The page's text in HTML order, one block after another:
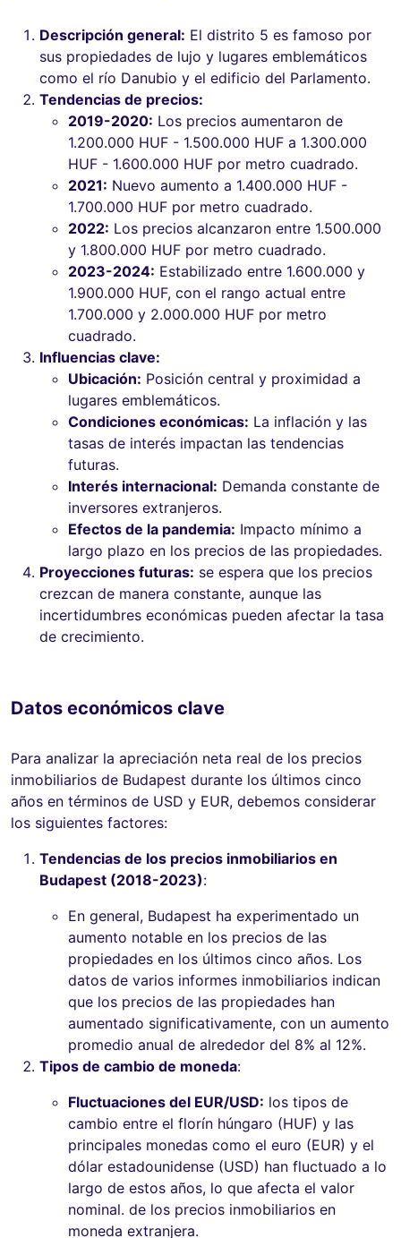
Descripción general: El distrito 5 es famoso por
sus propiedades de lujo y lugares emblemáticos
como el río Danubio y el edificio del Parlamento.
Tendencias de precios:
2019-2020: Los precios aumentaron de
1.200.000 HUF - 1.500.000 HUF a 1.300.000
HUF - 1.600.000 HUF por metro cuadrado.
2021: Nuevo aumento a 1.400.000 HUF -
1.700.000 HUF por metro cuadrado.
2022: Los precios alcanzaron entre 1.500.000
y 1.800.000 HUF por metro cuadrado.
2023-2024: Estabilizado entre 1.600.000 y
1.900.000 HUF, con el rango actual entre
1.700.000 y 2.000.000 HUF por metro
cuadrado.
Influencias clave:
Ubicación: Posición central y proximidad a
lugares emblemáticos.
Condiciones económicas: La inflación y las
tasas de interés impactan las tendencias
futuras.
Interés internacional: Demanda constante de
inversores extranjeros.
Efectos de la pandemia: Impacto mínimo a
largo plazo en los precios de las propiedades.
Proyecciones futuras: se espera que los precios
crezcan de manera constante, aunque las
incertidumbres económicas pueden afectar la tasa
de crecimiento.
Datos económicos clave
Para analizar la apreciación neta real de los precios
inmobiliarios de Budapest durante los últimos cinco
años en términos de USD y EUR, debemos considerar
los siguientes factores:
Tendencias de los precios inmobiliarios en
Budapest (2018-2023):
En general, Budapest ha experimentado un
aumento notable en los precios de las
propiedades en los últimos cinco años. Los
datos de varios informes inmobiliarios indican
que los precios de las propiedades han
aumentado significativamente, con un aumento
promedio anual de alrededor del 8% al 12%.
Tipos de cambio de moneda:
Fluctuaciones del EUR/USD: los tipos de
cambio entre el florín húngaro (HUF) y las
principales monedas como el euro (EUR) y el
dólar estadounidense (USD) han fluctuado a lo
largo de estos años, lo que afecta el valor
nominal. de los precios inmobiliarios en
moneda extranjera.